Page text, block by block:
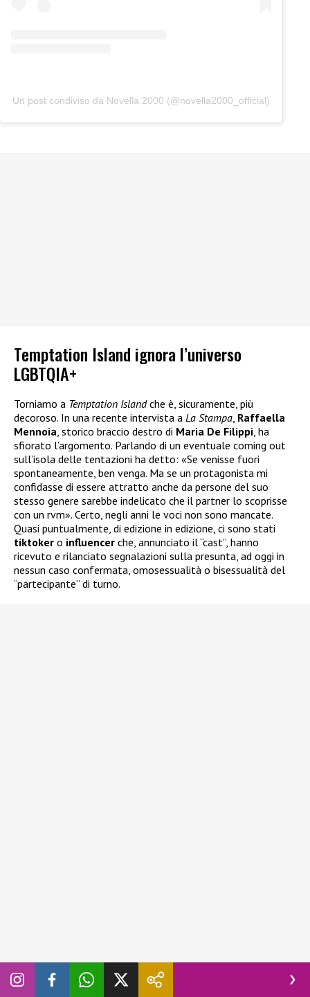
Un post condiviso da Novella 2000 (@novella2000_official)
Temptation Island ignora l’universo
LGBTQIA+
Torniamo a Temptation Islandche è, sicuramente, più
decoroso. In una recente intervista a La Stampa, Raffaella
Mennoia, storico braccio destro di Maria De Filippi, ha
sfiorato l’argomento. Parlando di un eventuale coming out
sull’isola delle tentazioni ha detto: «Se venisse fuori
spontaneamente, ben venga. Ma se un protagonista mi
confidasse di essere attratto anche da persone del suo
stesso genere sarebbe indelicato che il partner lo scoprisse
con un rvm». Certo, negli anni le voci non sono mancate.
Quasi puntualmente, di edizione in edizione, ci sono stati
tiktoker o influencer che, annunciato il “cast”, hanno
ricevuto e rilanciato segnalazioni sulla presunta, ad oggi in
nessun caso confermata, omosessualità o bisessualità del
“partecipante” di turno.